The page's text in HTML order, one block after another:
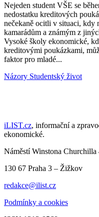
Nejeden student VŠE se
nedostatku kreditových
nečekaně ocitli v situaci, kdy
kamarádům a známým z
Vysoké školy ekonomické,
kreditovými poukázkami,
faktor pro mladé...
Názory Studentský život
iLIST.cz, informační a
ekonomické.
Náměstí Winstona Churchilla
130 67 Praha 3 – Žižkov
redakce@ilist.cz
Podmínky a cookies